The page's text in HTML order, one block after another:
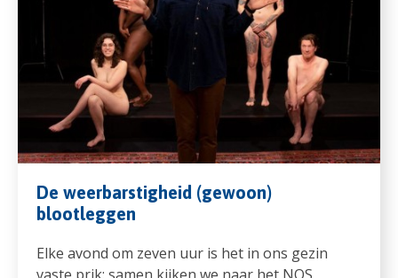
De weerbarstigheid (gewoon)
blootleggen
Elke avond om zeven uur is het in ons gezin